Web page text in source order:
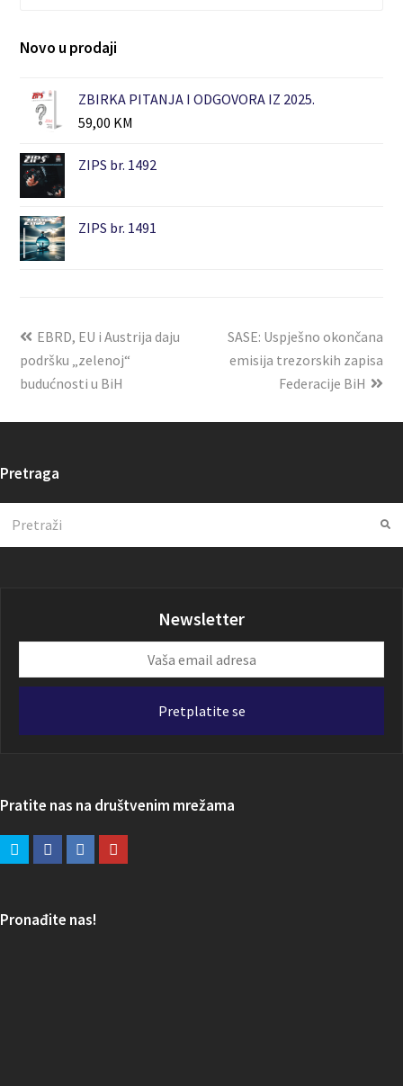
Novo u prodaji
ZBIRKA PITANJA I ODGOVORA IZ 2025.
59,00 KM
ZIPS br. 1492
ZIPS br. 1491
EBRD, EU i Austrija daju
podršku „zelenoj“
budućnosti u BiH
SASE: Uspješno okončana
emisija trezorskih zapisa
Federacije BiH
Pretraga
Newsletter
email
Pretplatite se
Pratite nas na društvenim mrežama
Pronađite nas!